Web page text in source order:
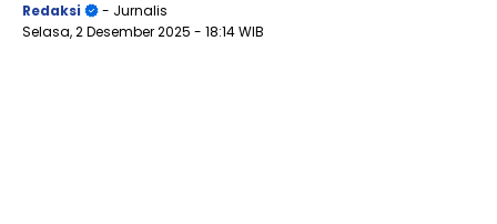
Redaksi
- Jurnalis
Selasa, 2 Desember 2025 - 18:14 WIB